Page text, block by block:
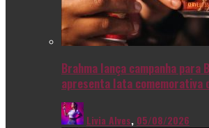
Brahma lança campanha
apresenta lata comemorativa
Livia Alves, 05/08/2026